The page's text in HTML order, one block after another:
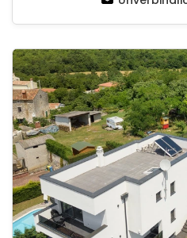
Villa Dea